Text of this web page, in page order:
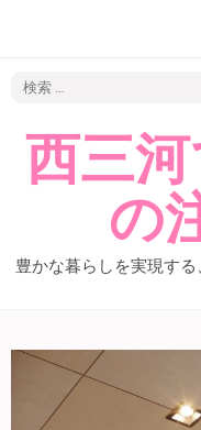
西三
の
豊かな暮らしを実現する